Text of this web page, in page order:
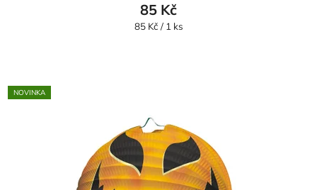
85 Kč
Měrná
85 Kč / 1 ks
NOVINKA